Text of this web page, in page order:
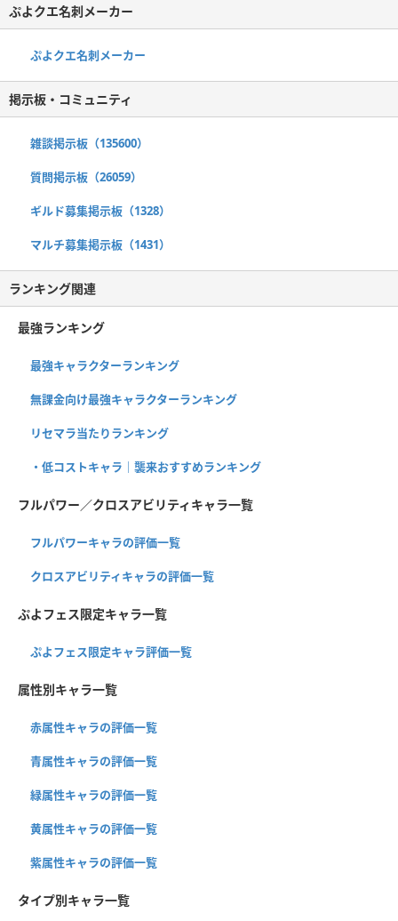
ぷよクエ名刺メーカー
ぷよクエ名刺メーカー
掲示板・コミュニティ
雑談掲示板（135600）
質問掲示板（26059）
ギルド募集掲示板（1328）
マルチ募集掲示板（1431）
ランキング関連
最強ランキング
最強キャラクターランキング
無課金向け最強キャラクターランキング
リセマラ当たりランキング
・低コストキャラ｜襲来おすすめランキング
フルパワー／クロスアビリティキャラ一覧
フルパワーキャラの評価一覧
クロスアビリティキャラの評価一覧
ぷよフェス限定キャラ一覧
ぷよフェス限定キャラ評価一覧
属性別キャラ一覧
赤属性キャラの評価一覧
青属性キャラの評価一覧
緑属性キャラの評価一覧
黄属性キャラの評価一覧
紫属性キャラの評価一覧
タイプ別キャラ一覧